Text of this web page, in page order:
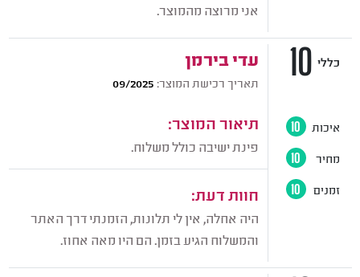
אני מרוצה מהמוצר.
עדי בירמן
תאריך רכישת המוצר: 09/2025
תיאור המוצר:
פינת ישיבה כולל משלוח.
חוות דעת:
היה אחלה, אין לי תלונות, הזמנתי דרך האתר
והמשלוח הגיע בזמן. הם היו מאה אחוז.
10 כללי
איכות 10
מחיר 10
זמנים 10